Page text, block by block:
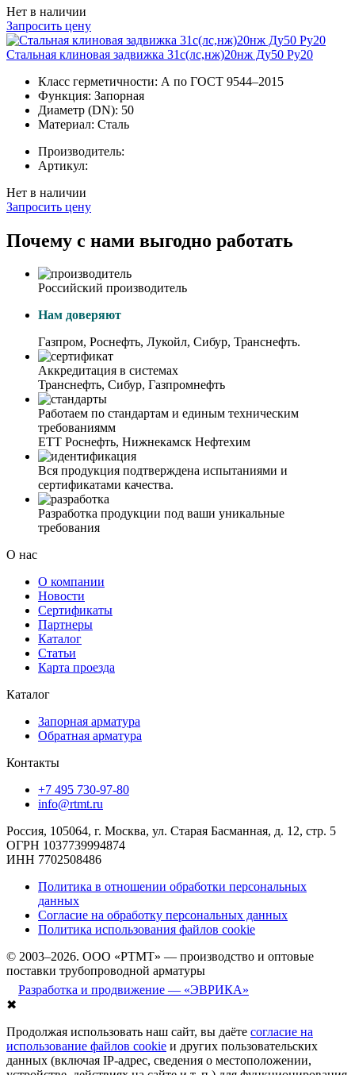
Нет в наличии
Запросить цену
Стальная клиновая задвижка 31с(лс,нж)20нж Ду50 Ру20
Класс герметичности: А по ГОСТ 9544–2015
Функция: Запорная
Диаметр (DN): 50
Материал: Сталь
Производитель:
Артикул:
Нет в наличии
Запросить цену
Почему с нами выгодно работать
Российский производитель
Нам доверяют
Газпром, Роснефть, Лукойл, Сибур, Транснефть.
Аккредитация в системах
Транснефть, Сибур, Газпромнефть
Работаем по стандартам и единым техническим
требованиямм
ЕТТ Роснефть, Нижнекамск Нефтехим
Вся продукция подтверждена испытаниями и
сертификатами качества.
Разработка продукции под ваши уникальные
требования
О нас
О компании
Новости
Сертификаты
Партнеры
Каталог
Статьи
Карта проезда
Каталог
Запорная арматура
Обратная арматура
Контакты
+7 495 730-97-80
info@rtmt.ru
Россия, 105064, г. Москва, ул. Старая Басманная, д. 12, стр. 5
ОГРН 1037739994874
ИНН 7702508486
Политика в отношении обработки персональных
данных
Согласие на обработку персональных данных
Политика использования файлов cookie
© 2003–2026. ООО «РТМТ» — производство и оптовые
поставки трубопроводной арматуры
Разработка и продвижение — «ЭВРИКА»
✖
Продолжая использовать наш сайт, вы даёте согласие на
использование файлов cookie и других пользовательских
данных (включая IP-адрес, сведения о местоположении,